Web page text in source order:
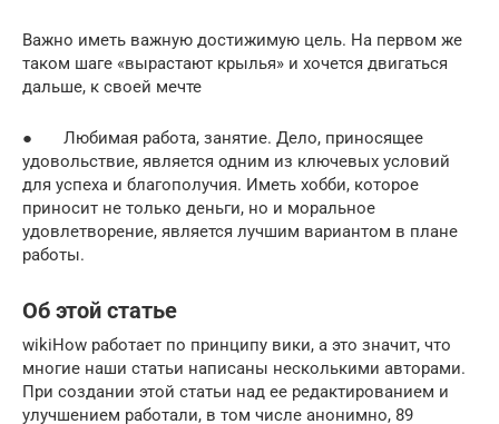
Важно иметь важную достижимую цель. На первом же
таком шаге «вырастают крылья» и хочется двигаться
дальше, к своей мечте
● Любимая работа, занятие. Дело, приносящее
удовольствие, является одним из ключевых условий
для успеха и благополучия. Иметь хобби, которое
приносит не только деньги, но и моральное
удовлетворение, является лучшим вариантом в плане
работы.
Об этой статье
wikiHow работает по принципу вики, а это значит, что
многие наши статьи написаны несколькими авторами.
При создании этой статьи над ее редактированием и
улучшением работали, в том числе анонимно, 89